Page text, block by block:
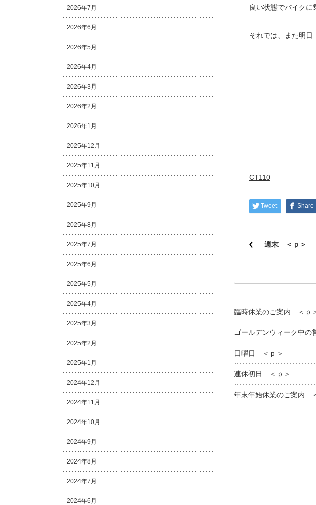
良い状態でバイク
それでは、また明
CT110
Tweet Share
週末 ＜ｐ＞
臨時休業のご案内 ＜ｐ
ゴールデンウィーク中
日曜日 ＜ｐ＞
連休初日 ＜ｐ＞
年末年始休業のご案内
2026年7月
2026年6月
2026年5月
2026年4月
2026年3月
2026年2月
2026年1月
2025年12月
2025年11月
2025年10月
2025年9月
2025年8月
2025年7月
2025年6月
2025年5月
2025年4月
2025年3月
2025年2月
2025年1月
2024年12月
2024年11月
2024年10月
2024年9月
2024年8月
2024年7月
2024年6月